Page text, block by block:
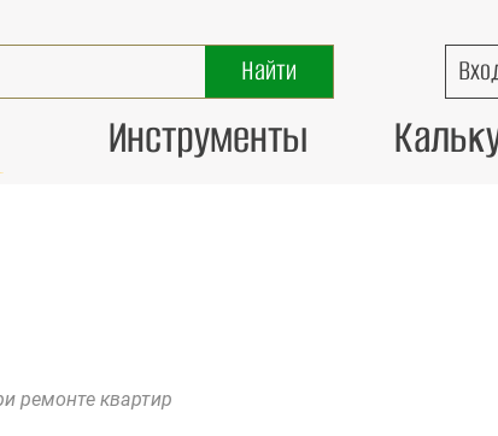
Инструменты
ремонте квартир